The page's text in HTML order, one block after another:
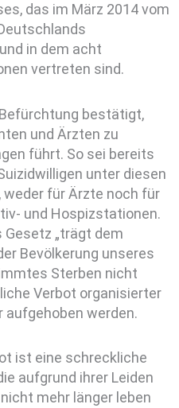
das im März 2014 vom
in dem acht
vertreten sind.
bestätigt,
und Ärzten zu
führt. So sei bereits
unter diesen
für Ärzte noch für
und Hospizstationen.
„trägt dem
Bevölkerung unseres
Sterben nicht
Verbot organisierter
aufgehoben werden.
ist eine schreckliche
aufgrund ihrer Leiden
mehr länger leben